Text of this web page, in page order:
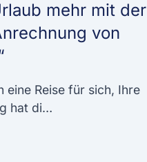
mehr mit der
von
eine Reise für sich, Ihre
hat di…